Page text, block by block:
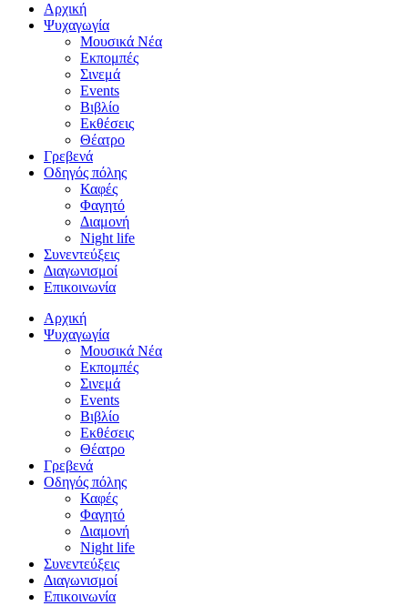
Αρχική
Ψυχαγωγία
Μουσικά Νέα
Εκπομπές
Σινεμά
Events
Βιβλίο
Εκθέσεις
Θέατρο
Γρεβενά
Οδηγός πόλης
Καφές
Φαγητό
Διαμονή
Night life
Συνεντεύξεις
Διαγωνισμοί
Επικοινωνία
Αρχική
Ψυχαγωγία
Μουσικά Νέα
Εκπομπές
Σινεμά
Events
Βιβλίο
Εκθέσεις
Θέατρο
Γρεβενά
Οδηγός πόλης
Καφές
Φαγητό
Διαμονή
Night life
Συνεντεύξεις
Διαγωνισμοί
Επικοινωνία